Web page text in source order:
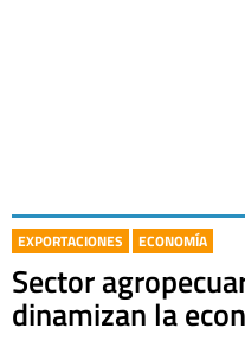
EXPORTACIONES ECONOMÍA
Sector
dinamizan la